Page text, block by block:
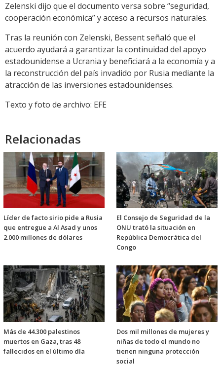
Zelenski dijo que el documento versa sobre “seguridad,
cooperación económica” y acceso a recursos naturales.
Tras la reunión con Zelenski, Bessent señaló que el
acuerdo ayudará a garantizar la continuidad del apoyo
estadounidense a Ucrania y beneficiará a la economía y a
la reconstrucción del país invadido por Rusia mediante la
atracción de las inversiones estadounidenses.
Texto y foto de archivo: EFE
Relacionadas
Líder de facto sirio pide a Rusia
que entregue a Al Asad y unos
2.000 millones de dólares
El Consejo de Seguridad de la
ONU trató la situación en
República Democrática del
Congo
Más de 44.300 palestinos
muertos en Gaza, tras 48
fallecidos en el último día
Dos mil millones de mujeres y
niñas de todo el mundo no
tienen ninguna protección
social